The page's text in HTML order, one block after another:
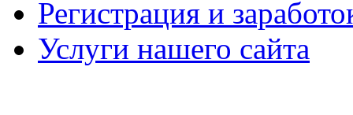
Регистрация и
Услуги нашего сайта